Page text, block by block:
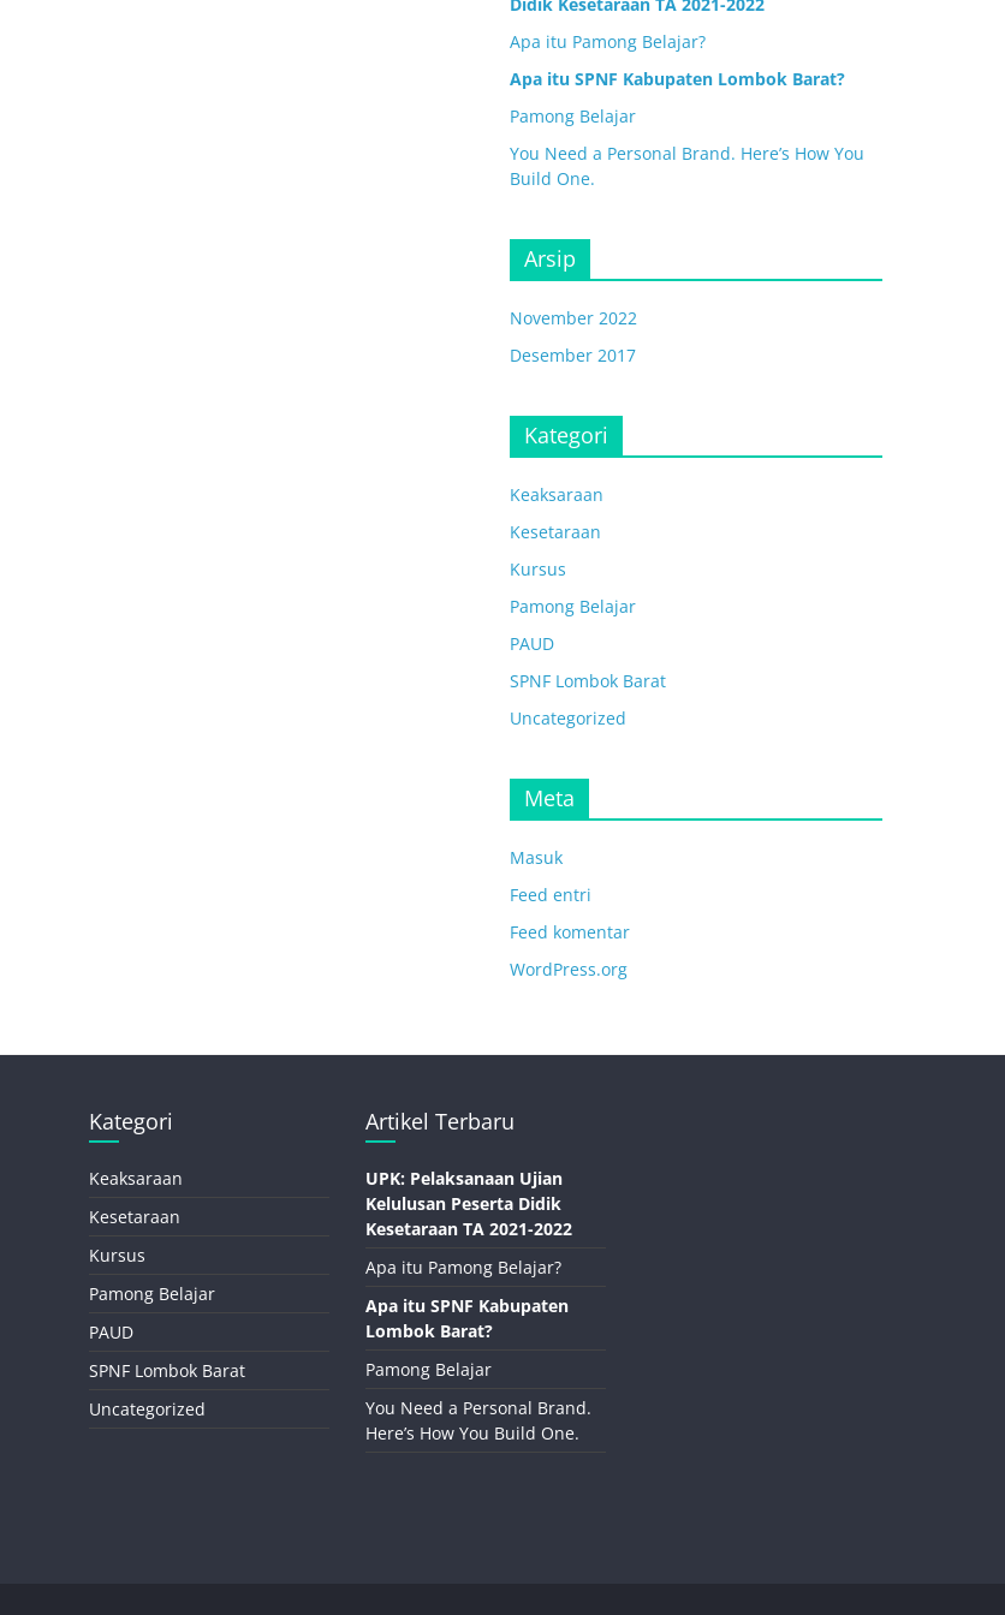
Apa itu Pamong Belajar?
Apa itu SPNF Kabupaten Lombok Barat?
Pamong Belajar
You Need a Personal Brand. Here’s How You
Build One.
Arsip
November 2022
Desember 2017
Kategori
Keaksaraan
Kesetaraan
Kursus
Pamong Belajar
PAUD
SPNF Lombok Barat
Uncategorized
Meta
Masuk
Feed entri
Feed komentar
WordPress.org
Kategori
Keaksaraan
Kesetaraan
Kursus
Pamong Belajar
PAUD
SPNF Lombok Barat
Uncategorized
Artikel Terbaru
UPK: Pelaksanaan Ujian
Kelulusan Peserta Didik
Kesetaraan TA 2021-2022
Apa itu Pamong Belajar?
Apa itu SPNF Kabupaten
Lombok Barat?
Pamong Belajar
You Need a Personal Brand.
Here’s How You Build One.